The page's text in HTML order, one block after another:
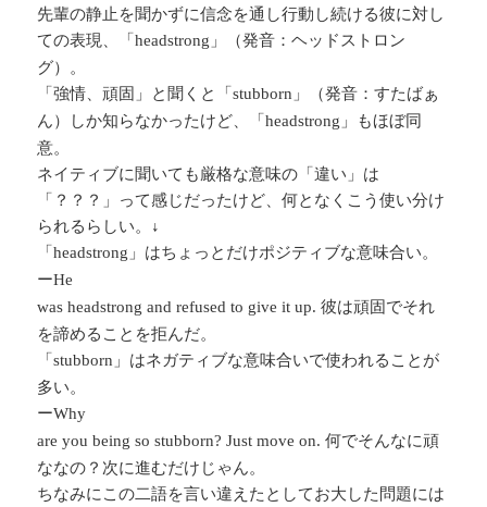
先輩の静止を聞かずに信念を通し行動し続ける彼に対し
ての表現、「headstrong 」（発音：ヘッドストロン
グ）。
「強情、頑固」と聞くと「stubborn 」（発音：すたばぁ
ん）しか知らなかったけど、「headstrong 」もほぼ同
意。
ネイティブに聞いても厳格な意味の「違い」は
「？？？」って感じだったけど、何となくこう使い分け
られるらしい。↓
「headstrong 」はちょっとだけポジティブな意味合い。
ーHe
was headstrong and refused to give it up.彼は頑固でそれ
を諦めることを拒んだ。
「stubborn 」はネガティブな意味合いで使われることが
多い。
ーWhy
are you being so stubborn? Just move on.何でそんなに頑
ななの？次に進むだけじゃん。
ちなみにこの二語を言い違えたとしてお大した問題には